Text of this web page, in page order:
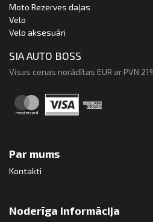
Moto Rezerves daļas
Velo
Velo aksesuāri
SIA AUTO BOSS
Visas cenas norādītas EUR ar PVN
Par mums
Kontakti
Noderīga informācija